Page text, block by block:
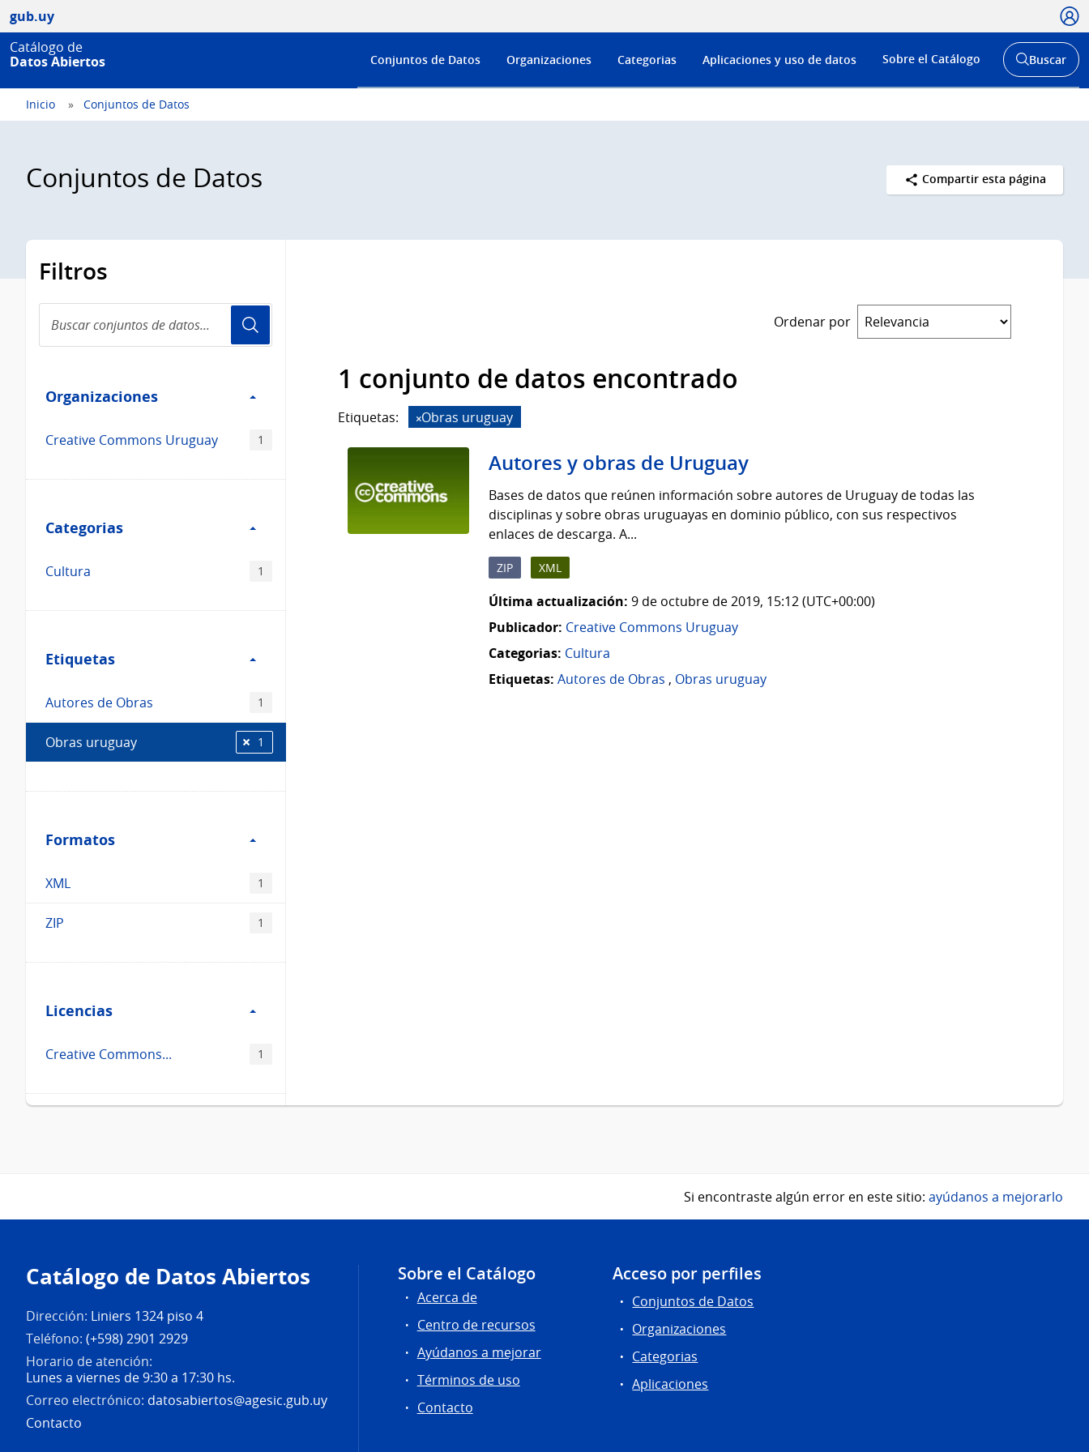
gub.uy
Catálogo de
Datos Abiertos
Menú
de
Conjuntos de Datos Organizaciones Categorias Aplicaciones y uso de datos Sobre el Catálogo
Abrir
buscador
Buscar
Inicio Conjuntos de Datos
Conjuntos de Datos Compartir esta página
Filtros
conjuntos
de
Organizaciones
Organizaciones
Creative Commons Uruguay 1
Categorias
Categorias
Cultura 1
Etiquetas
Etiquetas
Autores de Obras 1
Obras uruguay 1
Formatos
Formatos
XML 1
ZIP 1
Licencias
Licencias
Creative Commons... 1
Ordenar por
1 conjunto de datos encontrado
Etiquetas: Obras uruguay
Autores y obras de Uruguay
Bases de datos que reúnen información sobre autores de Uruguay de todas las
disciplinas y sobre obras uruguayas en dominio público, con sus respectivos
enlaces de descarga. A...
ZIP XML
Última actualización: 9 de octubre de 2019, 15:12 (UTC+00:00)
Publicador: Creative Commons Uruguay
Categorias: Cultura
Etiquetas: Autores de Obras , Obras uruguay
Si encontraste algún error en este sitio: ayúdanos a mejorarlo
página
Catálogo de Datos Abiertos
Dirección: Liniers 1324 piso 4
Teléfono: (+598) 2901 2929
Horario de atención:
Lunes a viernes de 9:30 a 17:30 hs.
Correo electrónico: datosabiertos@agesic.gub.uy
Contacto
Sobre el Catálogo
Acerca de
Centro de recursos
Ayúdanos a mejorar
Términos de uso
Contacto
Acceso por perfiles
Conjuntos de Datos
Organizaciones
Categorias
Aplicaciones